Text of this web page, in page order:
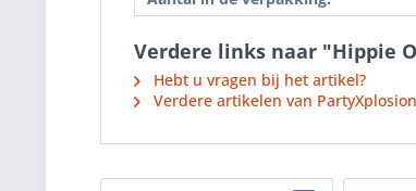
Verdere links naar "Hippie
Hebt u vragen bij het artikel?
Verdere artikelen van PartyXplosion